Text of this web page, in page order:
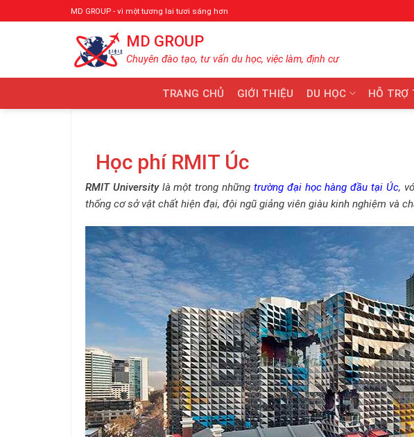
qua
MD GROUP - vì một tương lai tươi sáng hơn
MD GROUP
Chuyên đào tạo, tư vấn du học, việc làm, định cư
TRANG CHỦ GIỚI THIỆU DU HỌC HỖ TRỢ
Học phí RMIT Úc
RMIT Universitylà một trong những trường đại học hàng đầu tại Úc,
thống cơ sở vật chất hiện đại, đội ngũ giảng viên giàu kinh nghiệm và